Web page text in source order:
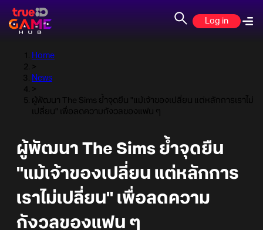
Log in
Home
>
News
>
ผู้พัฒนา The Sims ย้ำจุดยืน "แม้เจ้าของเปลี่ยน แต่หลักการเราไม่
เปลี่ยน" เพื่อลดความกังวลของแฟน ๆ
ผู้พัฒนา The Sims ย้ำจุดยืน
"แม้เจ้าของเปลี่ยน แต่หลักการ
เราไม่เปลี่ยน" เพื่อลดความ
กังวลของแฟน ๆ